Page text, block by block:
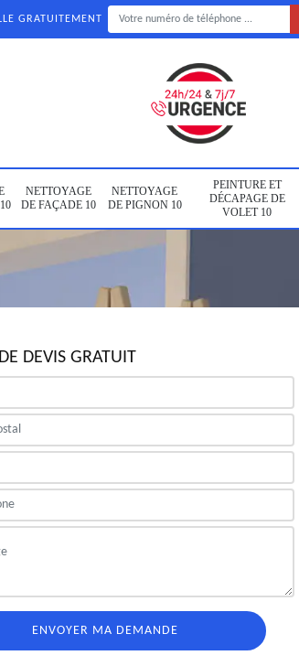
GRATUITEMENT
NETTOYAGE
DE FAÇADE 10
NETTOYAGE
DE PIGNON 10
PEINTURE ET
DÉCAPAGE DE
VOLET 10
DEVIS GRATUIT